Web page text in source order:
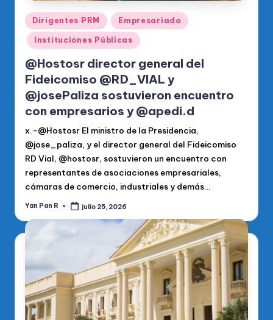
Publicado
en
Dirigentes PRM Empresariado
Instituciones Públicas
@Hostosr director general del
Fideicomiso @RD_VIAL y
@josePaliza sostuvieron encuentro
con empresarios y @apedi.d
x.-@Hostosr El ministro de la Presidencia,
@jose_paliza, y el director general del Fideicomiso
RD Vial, @hostosr, sostuvieron un encuentro con
representantes de asociaciones empresariales,
cámaras de comercio, industriales y demás…
Publicado
Yan Pan R julio 25, 2026